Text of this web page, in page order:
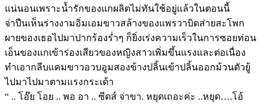
แน่นอนเพราะน้ำรักของแกผลิตไม่ทันใช้อยู่แล้วในตอนนี้
จ่าปืนเห็นร่างงามอิ่มเอมขาวสล้างของแพรวาบิดส่ายสะโพก
ผายของเธอไปมาปากร้องร่ำๆ ก็ยิ่งเร่งความเร็วในการซอยท่อน
เอ็นของแกเข้าร่องเสียวของหญิงสาวเพิ่มขึ้นแรงและต่อเนื่อง
ทำเอากลีบแคมขาวอวบอูมสองข้างปลิ้นเข้าปลิ้นออกม้วนตัวยู้
ไปมาไปมาตามแรงกระเด้า
“ .. โอ๊ย โอย .. พอ อา .. ซีดส์ จ่าขา. หยุดเถอะค่ะ ..หยุด….โอ้